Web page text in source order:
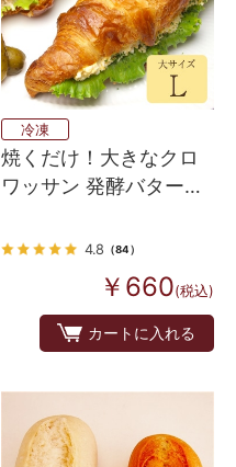
冷凍
焼くだけ！大きなクロ
ワッサン 発酵バターが
up生地 4個入り
4.8 （84）
￥660(税込)
カートに入れる